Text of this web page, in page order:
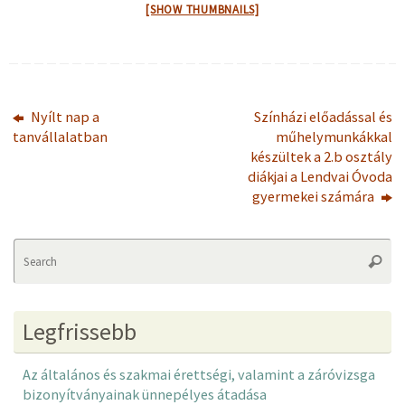
[SHOW THUMBNAILS]
Nyílt nap a
tanvállalatban
Színházi előadással és
műhelymunkákkal
készültek a 2.b osztály
diákjai a Lendvai Óvoda
gyermekei számára
Legfrissebb
Az általános és szakmai érettségi, valamint a záróvizsga
bizonyítványainak ünnepélyes átadása